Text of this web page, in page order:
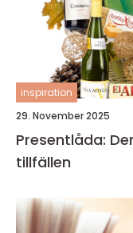
inspiration
29. November 2025
Presentlåda:
tillfällen